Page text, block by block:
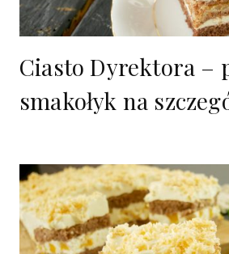
Ciasto Dyrektora –
smakołyk na